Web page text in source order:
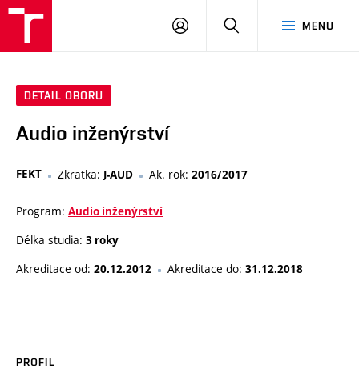
MENU
PŘIHLÁSIT
DETAIL OBORU
Audio inženýrství
FEKT Zkratka: J-AUD Ak. rok: 2016/2017
Program: Audio inženýrství
Délka studia: 3 roky
Akreditace od: 20.12.2012 Akreditace do: 31.12.2018
PROFIL